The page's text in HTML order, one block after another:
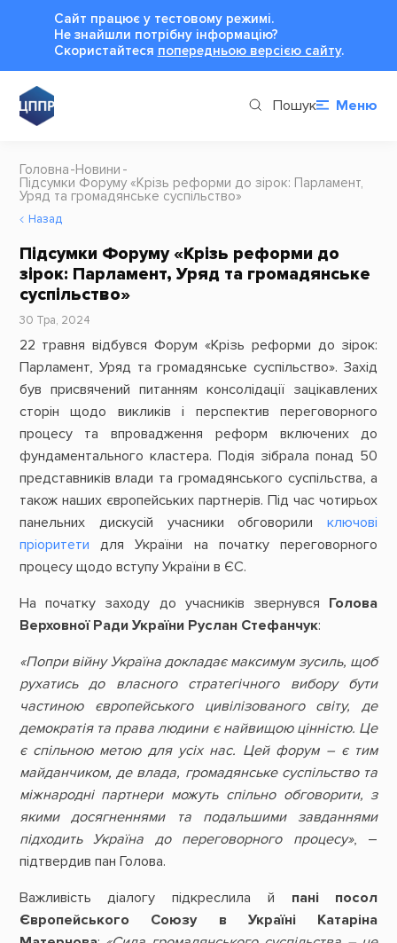
Сайт працює у тестовому режимі.
Не знайшли потрібну інформацію?
Cкористайтеся попередньою версією сайту.
Пошук Меню
Головна Новини
Підсумки Форуму «Крізь реформи до зірок: Парламент,
Уряд та громадянське суспільство»
Назад
Підсумки Форуму «Крізь реформи до
зірок: Парламент, Уряд та громадянське
суспільство»
30 Тра, 2024
22 травня відбувся Форум «Крізь реформи до зірок:
Парламент, Уряд та громадянське суспільство». Захід
був присвячений питанням консолідації зацікавлених
сторін щодо викликів і перспектив переговорного
процесу та впровадження реформ включених до
фундаментального кластера. Подія зібрала понад 50
представників влади та громадянського суспільства, а
також наших європейських партнерів. Під час чотирьох
панельних дискусій учасники обговорилиключові
пріоритети для України на початку переговорного
процесу щодо вступу України в ЄС.
На початку заходу до учасників звернувся Голова
Верховної Ради України Руслан Стефанчук:
«Попри війну Україна докладає максимум зусиль, щоб
рухатись до власного стратегічного вибору бути
частиною європейського цивілізованого світу, де
демократія та права людини є найвищою цінністю. Це
є спільною метою для усіх нас. Цей форум – є тим
майданчиком, де влада, громадянське суспільство та
міжнародні партнери можуть спільно обговорити, з
якими досягненнями та подальшими завданнями
підходить Україна до переговорного процесу», –
підтвердив пан Голова.
Важливість діалогу підкреслила й пані посол
Європейського Союзу в Україні Катаріна